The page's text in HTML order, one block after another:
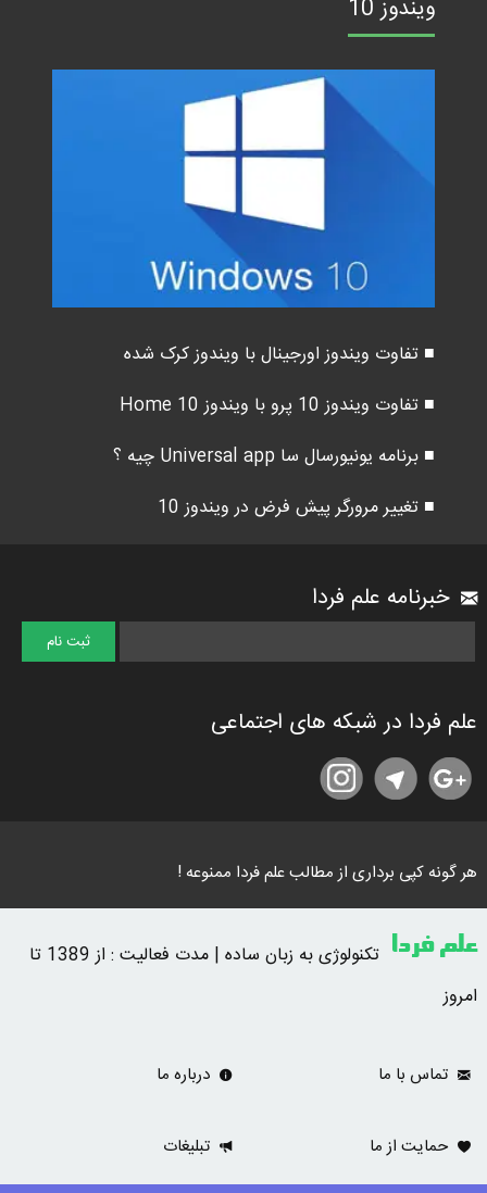
ویندوز 10
■ تفاوت ویندوز اورجینال با ویندوز کرک شده
■ تفاوت ویندوز 10 پرو با ویندوز 10 Home
■ برنامه یونیورسال سا Universal app چیه ؟
■ تغییر مرورگر پیش فرض در ویندوز 10
خبرنامه علم فردا
علم فردا در شبکه های اجتماعی
هر گونه کپی برداری از مطالب علم فردا ممنوعه !
علم فردا
تکنولوژی به زبان ساده | مدت فعالیت : از 1389 تا
امروز
تماس با ما درباره ما
حمایت از ما تبلیغات